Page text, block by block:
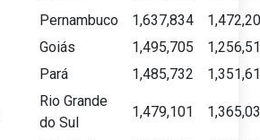
Pernambuco 1,637,834
Goiás 1,495,705
Pará 1,485,732
Rio Grande
do Sul
1,479,101